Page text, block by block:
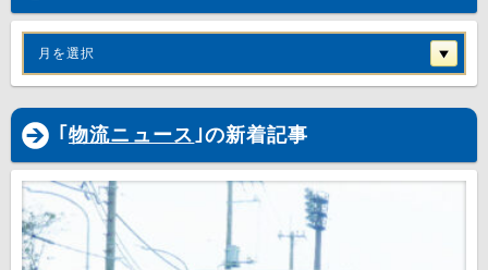
月を選択
｢ 物流ニュース｣の新着記事